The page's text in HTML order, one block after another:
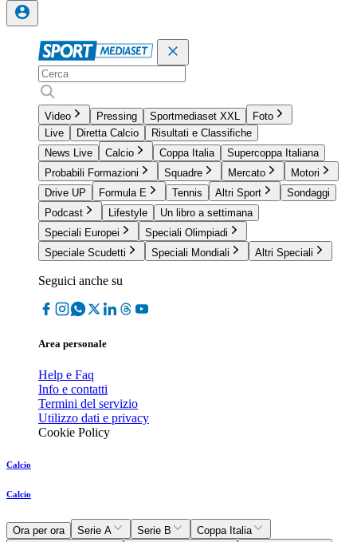
Video Pressing Sportmediaset XXL
Foto
Live
Diretta Calcio
Risultati e Classifiche
News Live
Calcio Coppa Italia
Supercoppa Italiana
Probabili Formazioni
Squadre Mercato
Motori
Drive UP
Formula E Tennis Altri Sport
Sondaggi
Podcast
Lifestyle
Un libro a settimana
Speciali Europei
Speciali Olimpiadi
Speciale Scudetti
Speciali Mondiali Altri Speciali
Seguici anche su
Area personale
Help e Faq
Info e contatti
Termini del servizio
Utilizzo dati e privacy
Cookie Policy
Calcio
Calcio
Ora per ora Serie A Serie B
Coppa Italia